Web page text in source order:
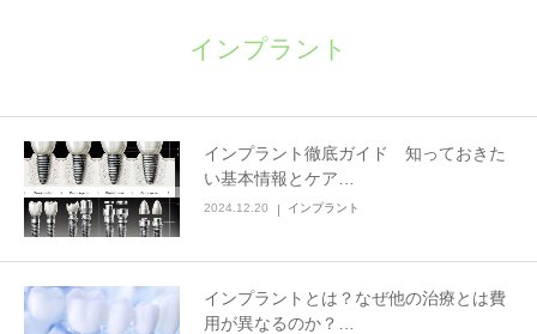
インプラント
インプラント徹底ガイド 知っておきた
い基本情報とケア…
2024.12.20 インプラント
インプラントとは？なぜ他の治療とは費
用が異なるのか？…